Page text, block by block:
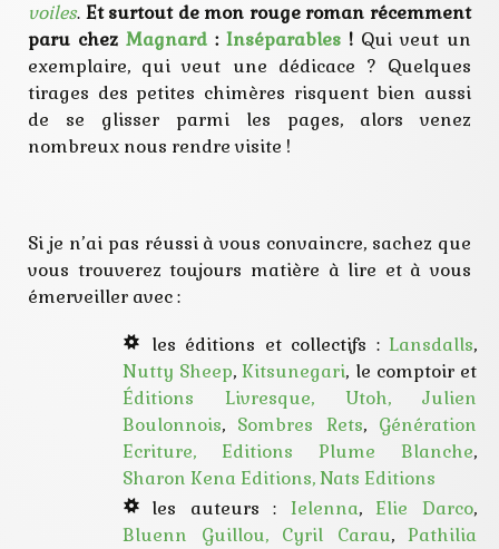
voiles. Et surtout de mon rouge roman récemment
paru chez Magnard : Inséparables ! Qui veut un
exemplaire, qui veut une dédicace ? Quelques
tirages des petites chimères risquent bien aussi
de se glisser parmi les pages, alors venez
nombreux nous rendre visite !
Si je n’ai pas réussi à vous convaincre, sachez que
vous trouverez toujours matière à lire et à vous
émerveiller avec :
les éditions et collectifs : Lansdalls,
Nutty Sheep,Kitsunegari, le comptoir et
Éditions Livresque, Utoh, Julien
Boulonnois, Sombres Rets, Génération
Ecriture, Editions Plume Blanche,
Sharon Kena Editions,Nats Editions
les auteurs : Ielenna, Elie Darco,
Bluenn Guillou, Cyril Carau, Pathilia